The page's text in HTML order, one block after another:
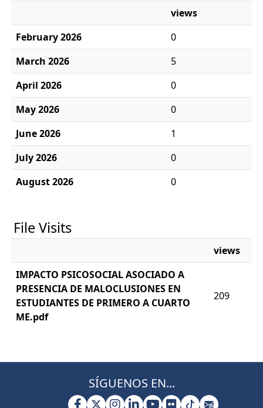
views
February 2026
0
March 2026
5
April 2026
0
May 2026
0
June 2026
1
July 2026
0
August 2026
0
File Visits
views
IMPACTO PSICOSOCIAL ASOCIADO A
PRESENCIA DE MALOCLUSIONES EN
ESTUDIANTES DE PRIMERO A CUARTO
ME.pdf
209
SÍGUENOS EN...